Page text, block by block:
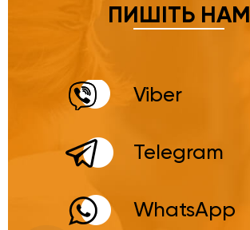
ПИШІТЬ НАМ
Viber
Telegram
WhatsApp